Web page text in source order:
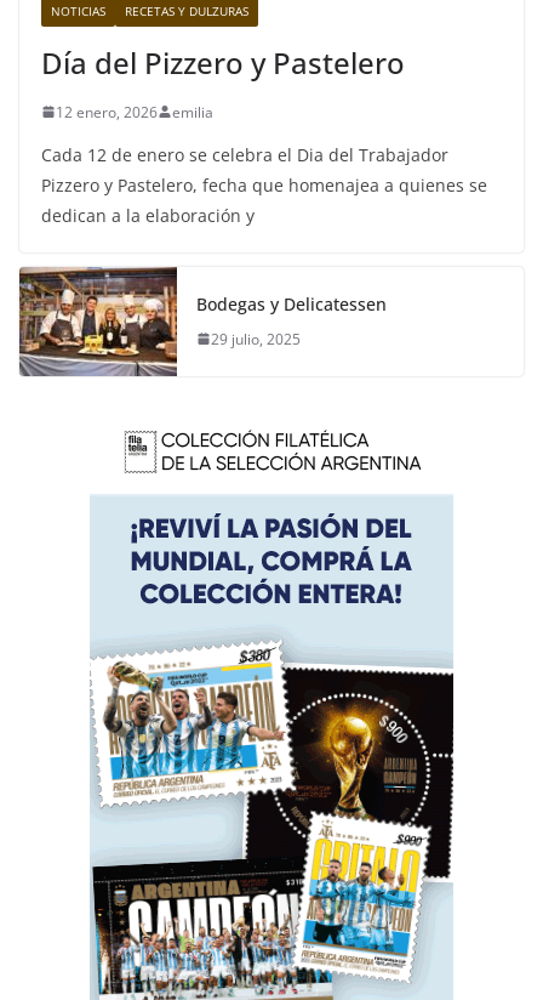
NOTICIAS RECETAS Y DULZURAS
Día del Pizzero y Pastelero
12 enero, 2026 emilia
Cada 12 de enero se celebra el Dia del Trabajador
Pizzero y Pastelero, fecha que homenajea a quienes se
dedican a la elaboración y
Bodegas y Delicatessen
29 julio, 2025